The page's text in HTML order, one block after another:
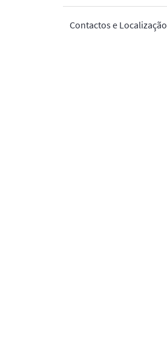
Contactos e Localização